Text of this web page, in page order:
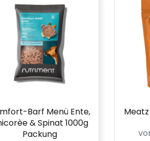
Barf Menü Ente,
& Spinat 1000g
Packung